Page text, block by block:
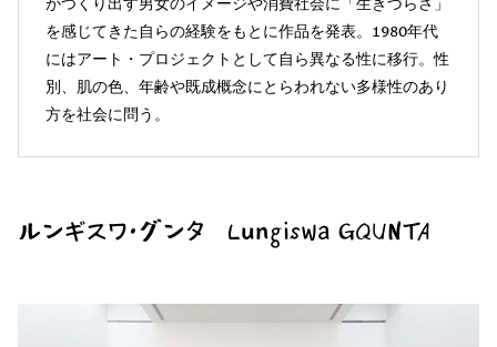
がつくり出す男女のイメージや消費社会に「生きづらさ」
を感じてきた自らの経験をもとに作品を発表。1980年代
にはアート・プロジェクトとして自ら異なる性に移行。性
別、肌の色、年齢や既成概念にとらわれない多様性のあり
方を社会に問う。
ルンギスワ・グンタ Lungiswa GQUNTA